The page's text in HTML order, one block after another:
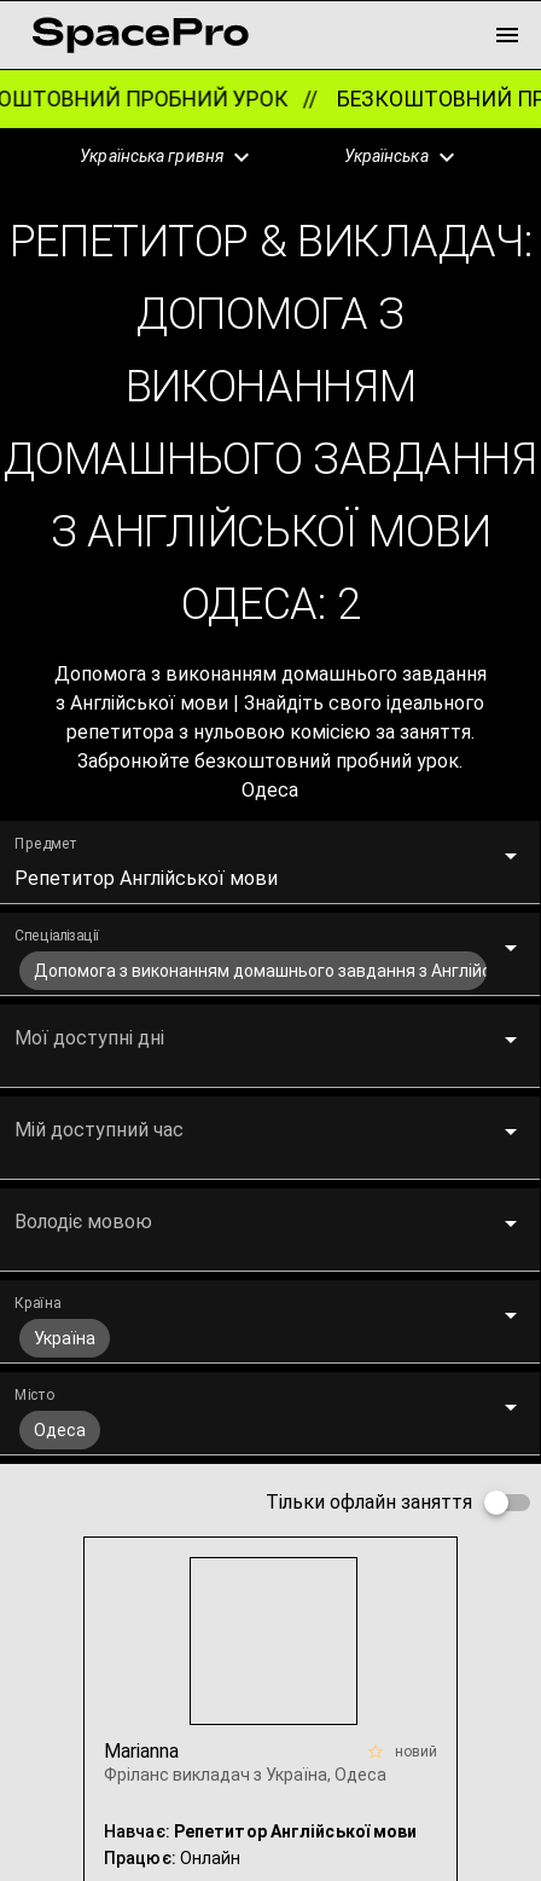
ПРОБНИЙ УРОК //БЕЗКОШТОВНИЙ
Українська гривня Українська
РЕПЕТИТОР & ВИКЛАДАЧ:
ДОПОМОГА З
ВИКОНАННЯМ
ДОМАШНЬОГО ЗАВДАННЯ
З АНГЛІЙСЬКОЇ МОВИ
ОДЕСА: 2
Допомога з виконанням домашнього завдання
з Англійської мови | Знайдіть свого ідеального
репетитора з нульовою комісією за заняття.
Забронюйте безкоштовний пробний урок.
Одеса
Предмет
Репетитор Англійської мови
Спеціалізації
Допомога з виконанням домашнього завдання з Англійської
Мої доступні дні
Мій доступний час
Володіє мовою
Країна
Україна
Місто
Одеса
Тільки офлайн заняття
Marianna
Фріланс викладач з Україна, Одеса
новий
Навчає: Репетитор Англійської мови
Працює: Онлайн